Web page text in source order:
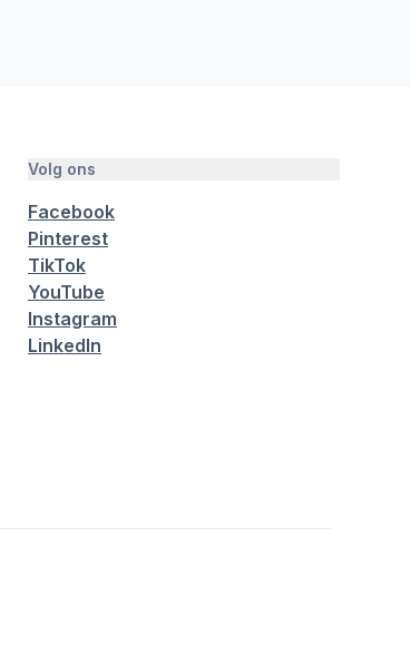
Volg ons
Facebook
Pinterest
TikTok
YouTube
Instagram
LinkedIn